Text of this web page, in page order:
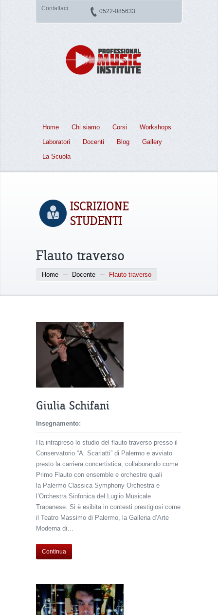
Contattaci 0522-085633
Home Chi siamo Corsi
Workshops
Laboratori
Docenti Blog
Gallery
La Scuola
ISCRIZIONE
STUDENTI
Flauto traverso
Home Docente Flauto traverso
Giulia Schifani
Insegnamento:
Ha intrapreso lo studio del flauto traverso presso il
Conservatorio “A. Scarlatti” di Palermo e avviato
presto la carriera concertistica, collaborando come
Primo Flauto con ensemble e orchestre quali
la Palermo Classica Symphony Orchestra e
l’Orchestra Sinfonica del Luglio Musicale
Trapanese. Si è esibita in contesti prestigiosi come
il Teatro Massimo di Palermo, la Galleria d’Arte
Moderna di…
Continua